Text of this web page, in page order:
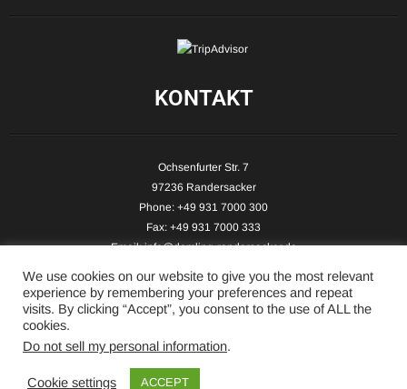
KONTAKT
Ochsenfurter Str. 7
97236 Randersacker
Phone: +49 931 7000 300
Fax: +49 931 7000 333
Email:info@demling-randersacker.de
Copyright © 2026 Hotel-Café Demling - All Rights Reserved.
We use cookies on our website to give you the most relevant
experience by remembering your preferences and repeat
visits. By clicking “Accept”, you consent to the use of ALL the
cookies.
Do not sell my personal information.
Cookie settings ACCEPT